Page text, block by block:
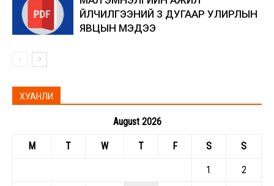
ҮЙЛЧИЛГЭЭНИЙ 3 ДУГААР УЛИРЛЫН
ЯВЦЫН МЭДЭЭ
ХУАНЛИ
August 2026
M T W T F S S
1
2